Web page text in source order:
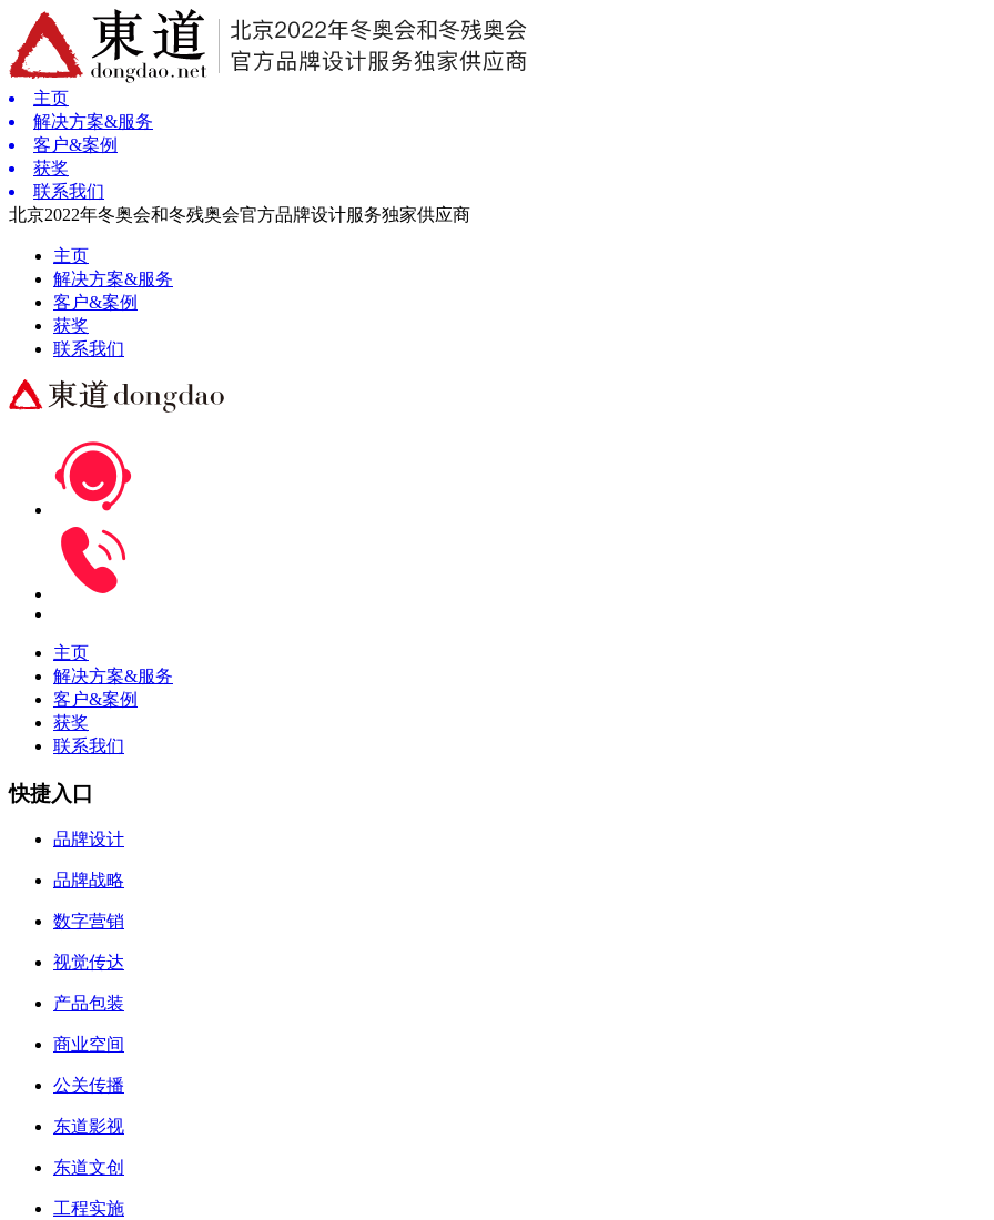
主页
解决方案&服务
客户&案例
获奖
联系我们
北京2022年冬奥会和冬残奥会官方品牌设计服务独家供应商
主页
解决方案&服务
客户&案例
获奖
联系我们
主页
解决方案&服务
客户&案例
获奖
联系我们
快捷入口
品牌设计
品牌战略
数字营销
视觉传达
产品包装
商业空间
公关传播
东道影视
东道文创
工程实施